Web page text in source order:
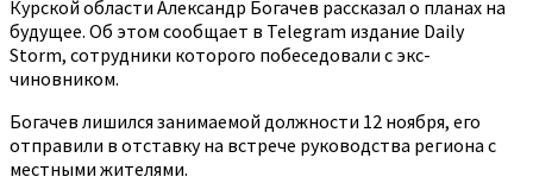
Курской области Александр Богачев рассказал о планах на
будущее. Об этом сообщает в Telegram издание Daily
Storm, сотрудники которого побеседовали с экс-
чиновником.
Богачев лишился занимаемой должности 12 ноября, его
отправили в отставку на встрече руководства региона с
местными жителями.